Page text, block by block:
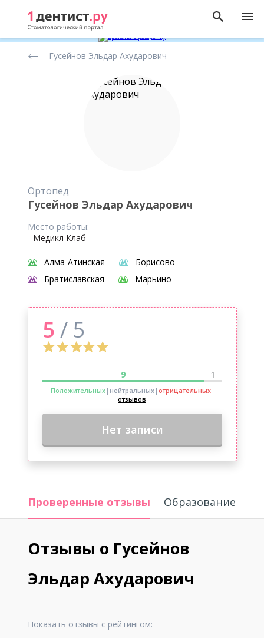
стоматологов
Гусейнов Эльдар Ахударович
Ортопед
Гусейнов Эльдар Ахударович
Место работы:
- Медикл Клаб
Алма-Атинская
Борисово
Братиславская
Марьино
5 / 5
9 1
Положительных|нейтральных| отрицательных
отзывов
Нет записи
Проверенные отзывы Образование
Отзывы о Гусейнов
Эльдар Ахударович
Показать отзывы с рейтингом: